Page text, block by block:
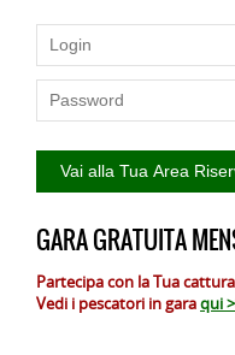
GARA GRATUITA
Partecipa con la Tua cattura
Vedi i pescatori in garaqui